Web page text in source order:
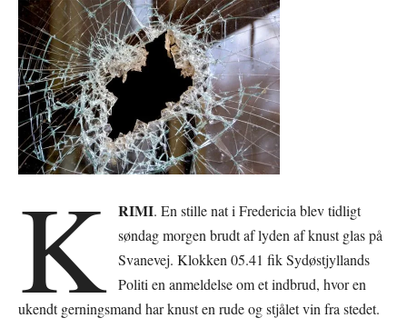
K RIMI. En stille nat i Fredericia blev tidligt
søndag morgen brudt af lyden af knust glas på
Svanevej. Klokken 05.41 fik Sydøstjyllands
Politi en anmeldelse om et indbrud, hvor en
ukendt gerningsmand har knust en rude og stjålet vin fra stedet.